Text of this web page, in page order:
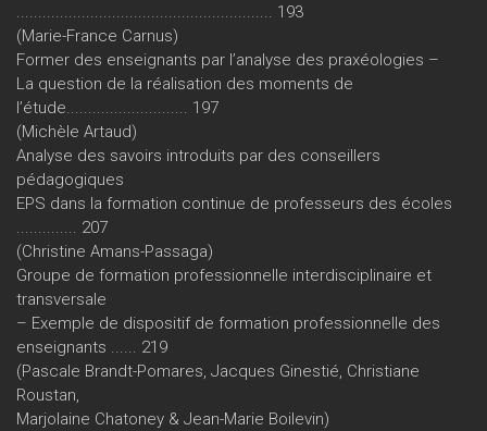
........................................................... 193
(Marie-France Carnus)
Former des enseignants par l’analyse des praxéologies –
La question de la réalisation des moments de
l’étude............................ 197
(Michèle Artaud)
Analyse des savoirs introduits par des conseillers
pédagogiques
EPS dans la formation continue de professeurs des écoles
.............. 207
(Christine Amans-Passaga)
Groupe de formation professionnelle interdisciplinaire et
transversale
– Exemple de dispositif de formation professionnelle des
enseignants ...... 219
(Pascale Brandt-Pomares, Jacques Ginestié, Christiane
Roustan,
Marjolaine Chatoney & Jean-Marie Boilevin)